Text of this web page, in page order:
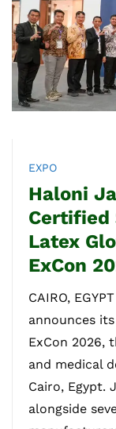
EXPO
Haloni
Certified
Latex
ExCon
CAIRO,
announces
ExCon 2026,
and medical
Cairo, Egypt.
alongside